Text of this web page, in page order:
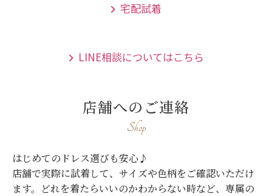
宅配試着
LINE相談についてはこちら
店舗へのご連絡
Shop
はじめてのドレス選びも安心♪
店舗で実際に試着して、サイズや色柄をご確認いただけ
ます。
どれを着たらいいのかわからない時など、専属の